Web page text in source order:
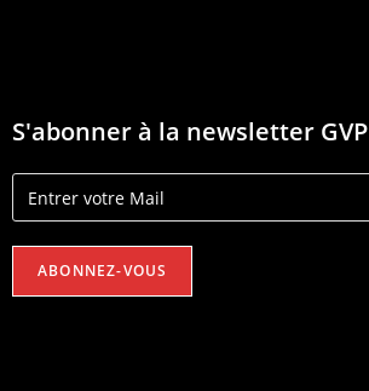
S'abonner à la newsletter GVP